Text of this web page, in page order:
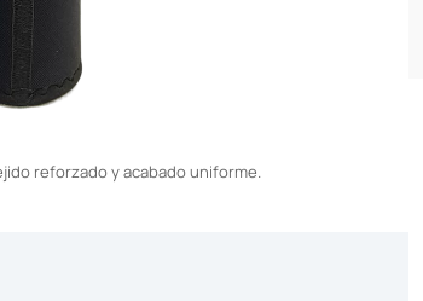
reforzado y acabado uniforme.